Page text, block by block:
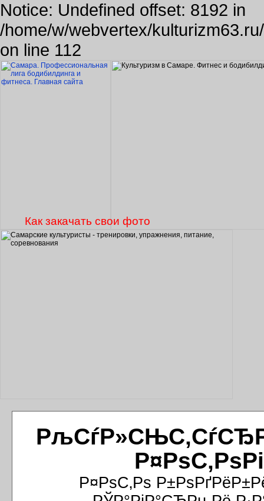
Notice: Undefined offset: 8192 in
/home/w/webvertex/
on line 112
Р¤РѕС‚Рѕ
Как закачать свои фото